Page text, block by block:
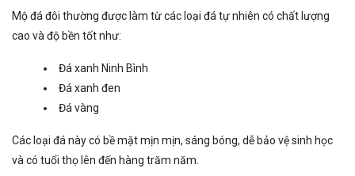
Mộ đá đôi thường được làm từ các loại đá tự nhiên có chất lượng
cao và độ bền tốt như:
Đá xanh Ninh Bình
Đá xanh đen
Đá vàng
Các loại đá này có bề mặt mịn mịn, sáng bóng, dễ bảo vệ sinh học
và có tuổi thọ lên đến hàng trăm năm.